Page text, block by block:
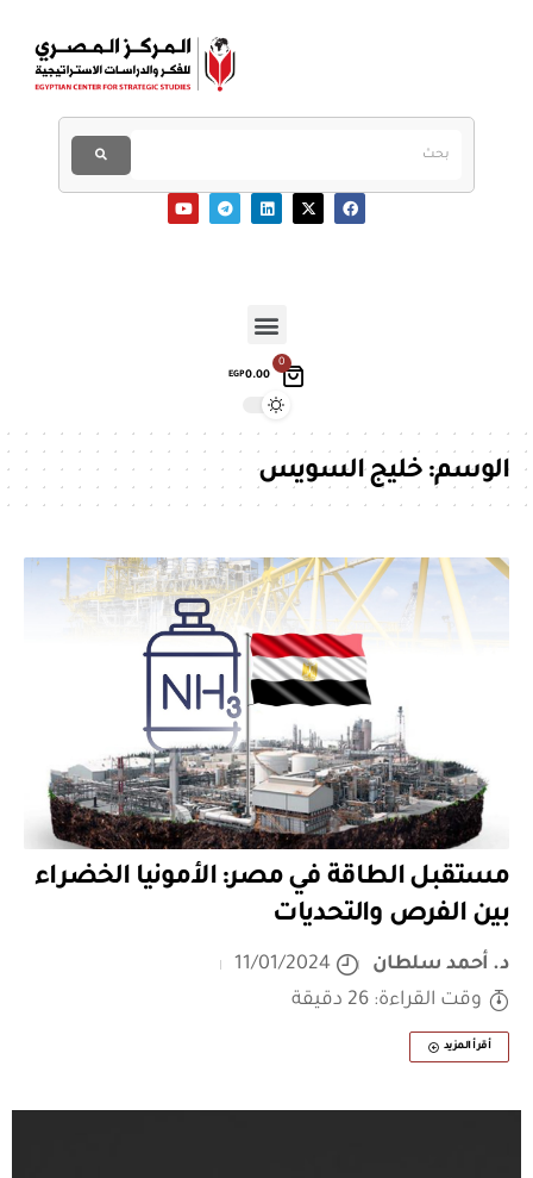
0
EGP0.00
الوسم:خليج السويس
مستقبل الطاقة في مصر: الأمونيا الخضراء
بين الفرص والتحديات
د. أحمد سلطان
11/01/2024
وقت القراءة: 26 دقيقة
أقرأ المزيد